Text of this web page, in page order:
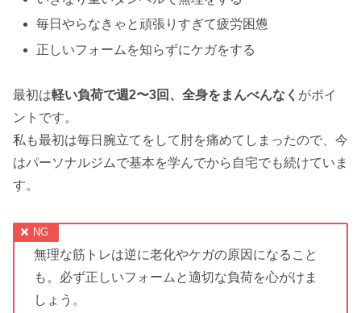
毎日やらなきゃと頑張りすぎて疲労困憊
正しいフォームを知らずにケガをする
最初は軽い負荷で週2〜3回、全身をまんべんなく がポイ
ントです。
私も最初は毎日腕立てをして肘を痛めてしまったので、今
はパーソナルジムで基本を学んでから自宅でも続けていま
す。
無理な筋トレは逆に老化やケガの原因になること
も。必ず正しいフォームと適切な負荷を心がけま
しょう。